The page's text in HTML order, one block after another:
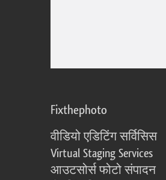
Fixthephoto
वीडियो एडिटिंग सर्विसिस
Virtual Staging Services
आउटसोर्स फोटो संपादन